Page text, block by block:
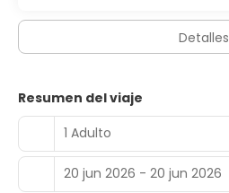
Detalles
Resumen del viaje
1 Adulto
20 jun 2026 - 20 jun 2026